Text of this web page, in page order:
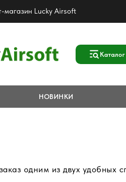
магазин Lucky Airsoft
НОВИНКИ
одним из двух удобных